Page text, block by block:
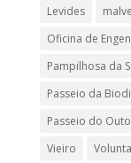
Levides
Oficina de
Pampilhosa da
Passeio da
Passeio do
Vieiro